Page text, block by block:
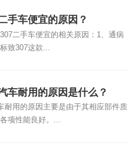
手车便宜的原因？
二手车便宜的相关原因：1、通病
致307这款...
车耐用的原因是什么？
耐用的原因主要是由于其相应部件质
项性能良好。...